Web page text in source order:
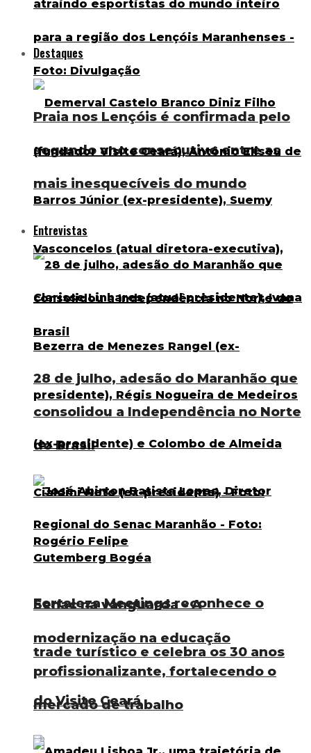
Praia nos Lençóis é confirmada pelo
segundo ano consecutivo entre as
mais inesquecíveis do mundo
Entrevistas
28 de julho, adesão do Maranhão que
consolidou a Independência no Norte
do Brasil
Senac na vanguarda – A
modernização na educação
profissionalizante, fortalecendo o
mercado de trabalho
Destaques
Fortaleza Meetings reconhece o
trade turístico e celebra os 30 anos
do Visite Ceará